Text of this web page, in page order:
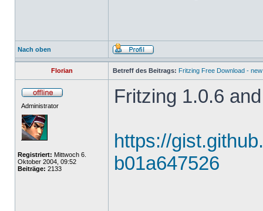
Nach oben
Florian Betreff des Beitrags: Fritzing Free Download -
Administrator
Registriert: Mittwoch 6.
Oktober 2004, 09:52
Beiträge: 2133
Fritzing 1.0.6
https://
b01a647526